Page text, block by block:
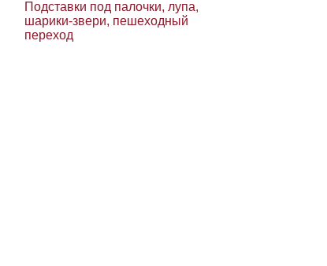
Подставки под палочки, лупа,
шарики‑звери, пешеходный
переход